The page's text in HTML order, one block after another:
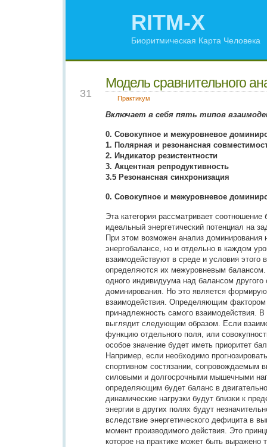
RITM-X
Биоритмическая Карта Человека
31
Модель сравнительного
Практикум
Включает в себя пять типов
0. Совокупное и межуровневое
1. Полярная и резонансная
2. Индикатор резистентности
3. Акцентная репродуктивность
3.5 Резонансная синхронизация
0. Совокупное и межуровневое
Эта категория рассматривает
идеальный энергетический потенциал на
При этом возможен анализ доминирования
энергобалансе, но и отдельно в каждом
взаимодействуют в среде и условия этого
определяются их межуровневым
одного индивидуума над балансом другого
доминирования. Но это является
взаимодействия. Определяющим фактором
принадлежность самого взаимодействия.
выглядит следующим образом. Если
функцию отдельного поля, или
особое значение будет иметь приоритет
Например, если необходимо
спортивном состязании, сопровождаемым
силовыми и долгосрочными мышечными
определяющим будет баланс в
динамические нагрузки будут близки к
энергии в других полях будут
вследствие энергетического дефицита в
момент производимого действия. Это
которое на практике может быть выражено